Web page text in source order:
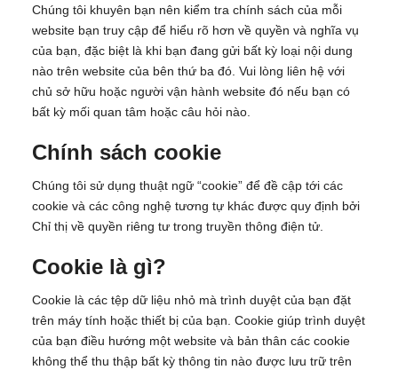
Chúng tôi khuyên bạn nên kiểm tra chính sách của mỗi
website bạn truy cập để hiểu rõ hơn về quyền và nghĩa vụ
của bạn, đặc biệt là khi bạn đang gửi bất kỳ loại nội dung
nào trên website của bên thứ ba đó. Vui lòng liên hệ với
chủ sở hữu hoặc người vận hành website đó nếu bạn có
bất kỳ mối quan tâm hoặc câu hỏi nào.
Chính sách cookie
Chúng tôi sử dụng thuật ngữ “cookie” để đề cập tới các
cookie và các công nghệ tương tự khác được quy định bởi
Chỉ thị về quyền riêng tư trong truyền thông điện tử.
Cookie là gì?
Cookie là các tệp dữ liệu nhỏ mà trình duyệt của bạn đặt
trên máy tính hoặc thiết bị của bạn. Cookie giúp trình duyệt
của bạn điều hướng một website và bản thân các cookie
không thể thu thập bất kỳ thông tin nào được lưu trữ trên